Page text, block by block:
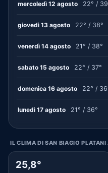
mercoledì 12 agosto 22° /
giovedì 13 agosto 22° / 38°
venerdì 14 agosto 21° / 38°
sabato 15 agosto 22° / 37°
domenica 16 agosto 22° /
lunedì 17 agosto 21° / 36°
IL CLIMA DI SAN BIAGIO PLATANI
25,8°